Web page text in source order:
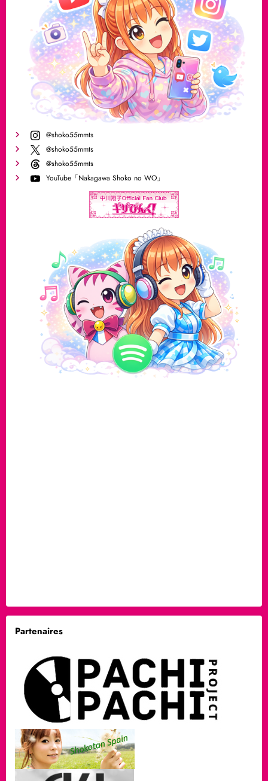
@shoko55mmts
@shoko55mmts
@shoko55mmts
YouTube「Nakagawa Shoko no WO」
Partenaires